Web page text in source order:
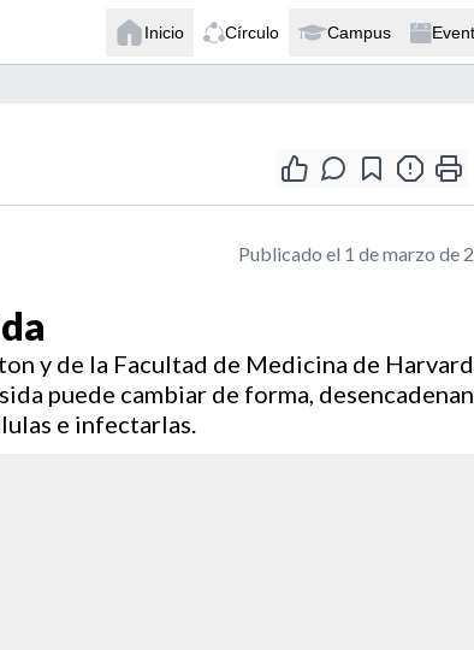
Inicio Círculo Campus
Publicado el 1 de marzo de
y de la Facultad de Medicina de Harvard
puede cambiar de forma,
e infectarlas.